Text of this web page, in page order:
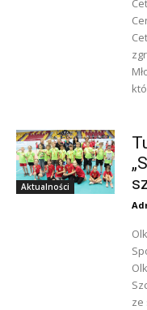
Aktualności
ze